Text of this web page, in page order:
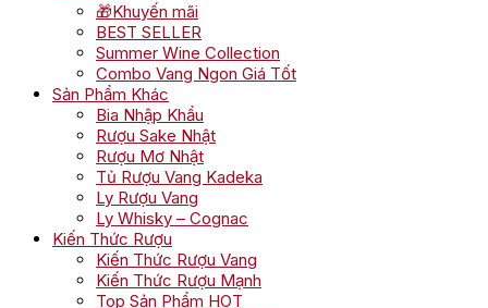
🎁Khuyến mãi
BEST SELLER
Summer Wine Collection
Combo Vang Ngon Giá Tốt
Sản Phẩm Khác
Bia Nhập Khẩu
Rượu Sake Nhật
Rượu Mơ Nhật
Tủ Rượu Vang Kadeka
Ly Rượu Vang
Ly Whisky – Cognac
Kiến Thức Rượu
Kiến Thức Rượu Vang
Kiến Thức Rượu Mạnh
Top Sản Phẩm HOT